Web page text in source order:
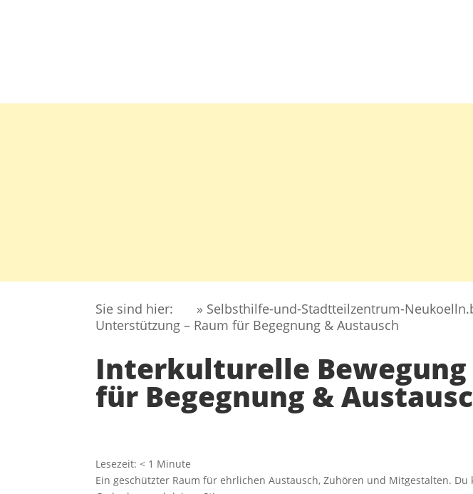
Sie sind hier: » Selbsthilfe-und-Stadtteilzentrum-
Unterstützung – Raum für Begegnung & Austausch
Interkulturelle Bewegung
für Begegnung &
Lesezeit: < 1 Minute
Ein geschützter Raum für ehrlichen Austausch, Zuhören und Mitgestalten.